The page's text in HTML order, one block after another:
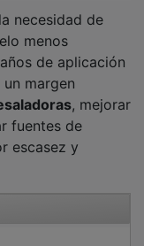
necesidad de
menos
de aplicación
margen
, mejorar
fuentes de
escasez y